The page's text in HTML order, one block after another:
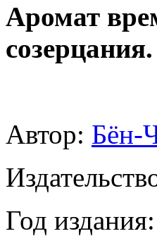
Аромат
Автор: Бён-
Год